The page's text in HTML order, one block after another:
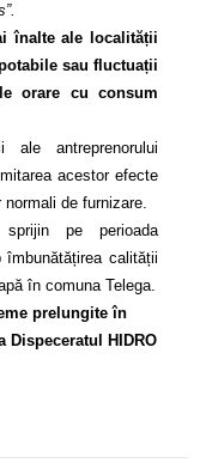
înalte ale localității
sau fluctuații
orare cu consum
antreprenorului
acestor efecte
de furnizare.
pe perioada
calității
în comuna Telega.
prelungite în
Dispeceratul HIDRO